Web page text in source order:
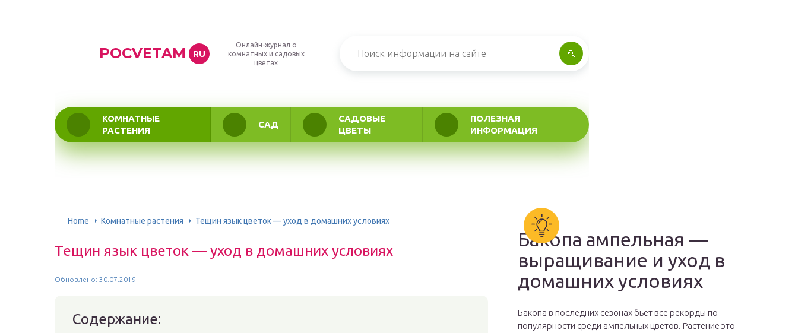
POCVETAM RU
Онлайн-журнал о
комнатных и садовых
цветах
КОМНАТНЫЕ
РАСТЕНИЯ
САД
САДОВЫЕ
ЦВЕТЫ
ПОЛЕЗНАЯ
ИНФОРМАЦИЯ
Home Комнатные растения Тещин язык цветок — уход в домашних условиях
Тещин язык цветок — уход в домашних условиях
Обновлено: 30.07.2019
Содержание:
Бакопа ампельная —
выращивание и уход в
домашних условиях
Бакопа в последних сезонах бьет все рекорды по
популярности среди ампельных цветов. Растение это